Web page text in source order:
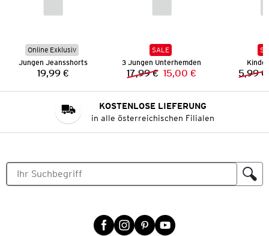
Online Exklusiv
Jungen Jeansshorts
Preis:
19,99 €
SALE
3 Jungen Unterhemden
Vorheriger Preis:
17,99 € Neuer Preis:
15,00 € 5,99 €
KOSTENLOSE LIEFERUNG
in alle österreichischen Filialen